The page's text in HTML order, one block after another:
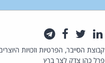
לינקדאין
טוויטרפייסבוק
קבוצת הסייבר, הפרטיות וזכויות
פרל כהן צדק לצר ברץ